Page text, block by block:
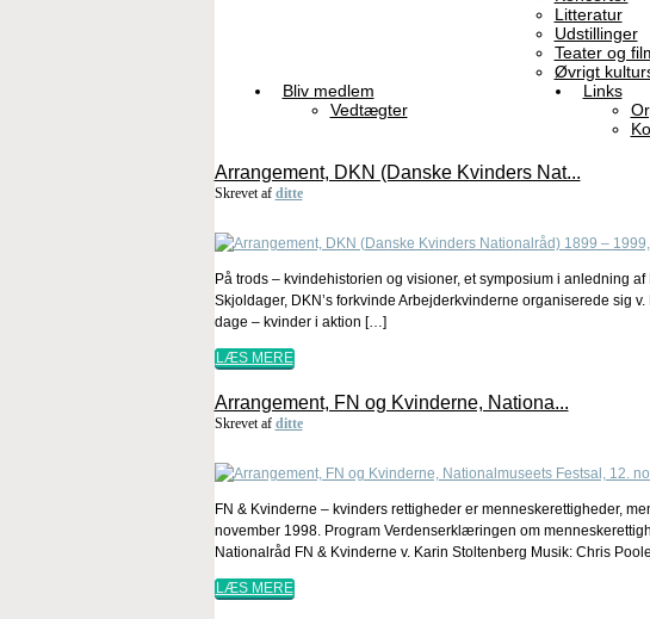
Litteratur
Udstillinger
Teater og
Øvrigt
Bliv medlem
Vedtægter
Links
Arrangement, DKN (Danske Kvinders Nat...
Skrevet af ditte
På trods – kvindehistorien og visioner, et symposium i anledning
Skjoldager, DKN’s forkvinde Arbejderkvinderne organiserede sig
dage – kvinder i aktion […]
LÆS MERE
Arrangement, FN og Kvinderne, Nationa...
Skrevet af ditte
FN & Kvinderne – kvinders rettigheder er menneskerettigheder,
november 1998. Program Verdenserklæringen om
Nationalråd FN & Kvinderne v. Karin Stoltenberg Musik: Chris
LÆS MERE